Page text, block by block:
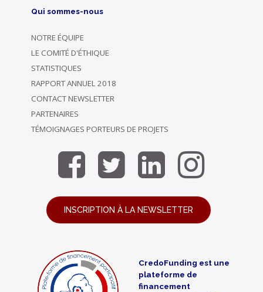
Qui sommes-nous
NOTRE ÉQUIPE
LE COMITÉ D'ÉTHIQUE
STATISTIQUES
RAPPORT ANNUEL 2018
CONTACT NEWSLETTER
PARTENAIRES
TÉMOIGNAGES PORTEURS DE PROJETS
INSCRIPTION À LA NEWSLETTER
CredoFunding est une
plateforme de
financement